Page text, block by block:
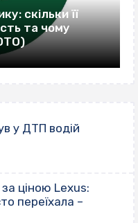
скільки її
та чому
у ДТП водій
за ціною Lexus:
переїхала –